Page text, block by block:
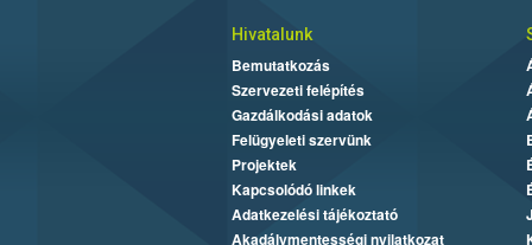
Hivatalunk
Bemutatkozás
Szervezeti felépítés
Gazdálkodási adatok
Felügyeleti szervünk
Projektek
Kapcsolódó linkek
Adatkezelési tájékoztató
Akadálymentességi nyilatkozat